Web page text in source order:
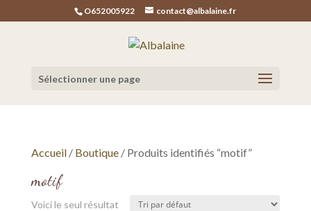
O652005922 contact@albalaine.fr
Sélectionner une page
Accueil/ Boutique/ Produits identifiés “motif”
motif
Voici le seul résultat